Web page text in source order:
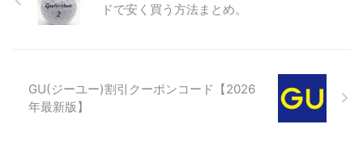
ドで安く買う方法まとめ。
GU(ジーユー)割引クーポンコード【2026
年最新版】